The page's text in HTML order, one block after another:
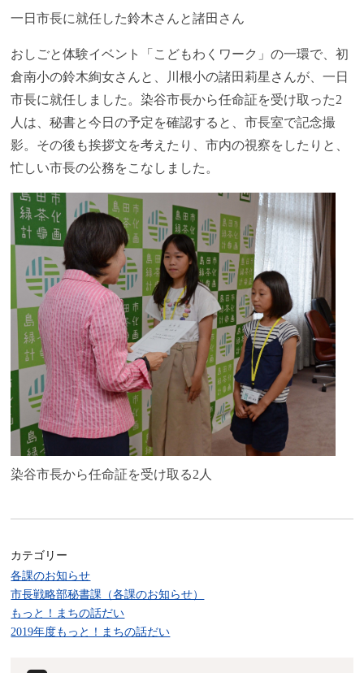
一日市長に就任した鈴木さんと諸田さん
おしごと体験イベント「こどもわくワーク」の一環で、初
倉南小の鈴木絢女さんと、川根小の諸田莉星さんが、一日
市長に就任しました。染谷市長から任命証を受け取った2
人は、秘書と今日の予定を確認すると、市長室で記念撮
影。その後も挨拶文を考えたり、市内の視察をしたりと、
忙しい市長の公務をこなしました。
染谷市長から任命証を受け取る2人
カテゴリー
各課のお知らせ
市長戦略部秘書課（各課のお知らせ）
もっと！まちの話だい
2019年度もっと！まちの話だい